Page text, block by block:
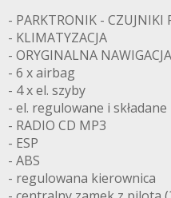
- PARKTRONIK - CZUJNIKI
- KLIMATYZACJA
- ORYGINALNA
- 6 x airbag
- 4 x el. szyby
- el. regulowane i
- RADIO CD MP3
- ESP
- ABS
- regulowana kierownica